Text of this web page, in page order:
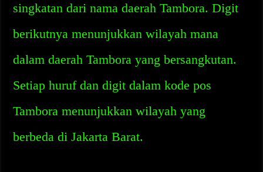
singkatan dari nama daerah Tambora. Digit
berikutnya menunjukkan wilayah mana
dalam daerah Tambora yang bersangkutan.
Setiap huruf dan digit dalam kode pos
Tambora menunjukkan wilayah yang
berbeda di Jakarta Barat.